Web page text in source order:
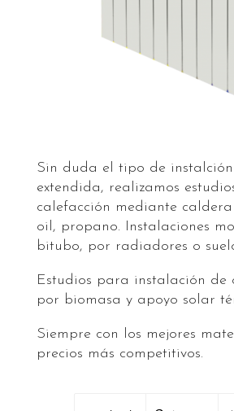
Sin duda el tipo de
extendida, realizamos
calefacción mediante
oil, propano. Instalaciones
bitubo, por radiadores o
Estudios para instalación de
por biomasa y apoyo solar
Siempre con los mejores
precios más competitivos.